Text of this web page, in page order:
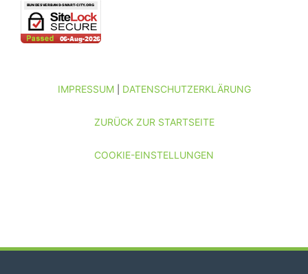
IMPRESSUM| DATENSCHUTZERKLÄRUNG
ZURÜCK ZUR STARTSEITE
COOKIE-EINSTELLUNGEN